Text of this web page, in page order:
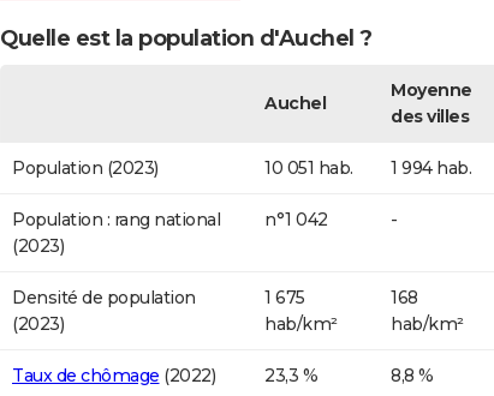
Quelle est la population d'Auchel ?
Auchel
Moyenne
des villes
Population (2023) 10 051 hab. 1 994 hab.
Population : rang national
(2023)
n°1 042 -
Densité de population
(2023)
1 675
hab/km²
168
hab/km²
Taux de chômage (2022) 23,3 % 8,8 %